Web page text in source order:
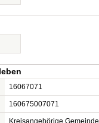
16067071
160675007071
Kreisangehörige Gemeinde